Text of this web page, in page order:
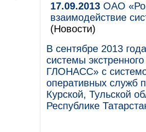
17.09.2013 ОАО
взаимодействие
(Новости)
В сентябре 2013
системы
ГЛОНАСС» с
оперативных служб
Курской, Тульской
Республике